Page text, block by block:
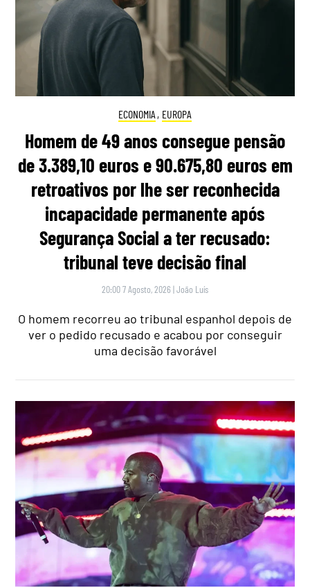
ECONOMIA , EUROPA
Homem de 49 anos consegue pensão
de 3.389,10 euros e 90.675,80 euros em
retroativos por lhe ser reconhecida
incapacidade permanente após
Segurança Social a ter recusado:
tribunal teve decisão final
20:00 7 Agosto, 2026 |João Luís
O homem recorreu ao tribunal espanhol depois de
ver o pedido recusado e acabou por conseguir
uma decisão favorável